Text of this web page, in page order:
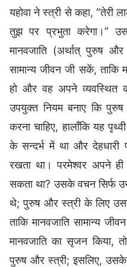
यहोवा ने स्त्री से कहा, “तेरी
तुझ पर प्रभुता करेगा।”
मानवजाति (अर्थात् पुरुष
सामान्य जीवन जी सकें, ताकि
हो और वह अपने व्यवस्थित
उपयुक्त नियम बनाए कि
करना चाहिए, हालाँकि यह
के सन्दर्भ में था और
रखता था। परमेश्वर अपने
सकता था? उसके वचन सिर्फ
थे; पुरुष और स्त्री के लिए
ताकि मानवजाति सामान्य
मानवजाति का सृजन किया,
पुरुष और स्त्री; इसलिए, उसके